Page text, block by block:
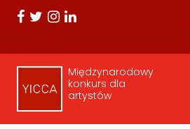
Międzynarodowy
konkurs dla
artystów